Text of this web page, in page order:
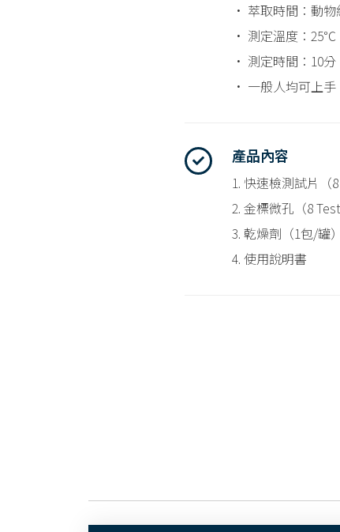
• 萃取時間：動
• 測定溫度：25℃
• 測定時間：10分
• 一般人均可上
產品內容
1. 快速檢測試片（8
2. 金標微孔（8
3. 乾燥劑（1包/罐）
4. 使用說明書